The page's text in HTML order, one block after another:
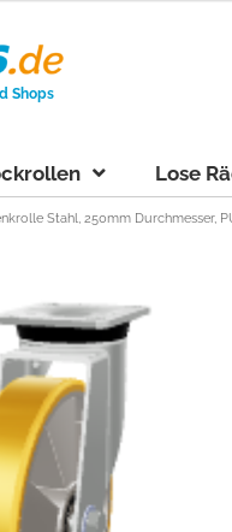
Shops
Lose
Stahl, 250mm Durchmesser,